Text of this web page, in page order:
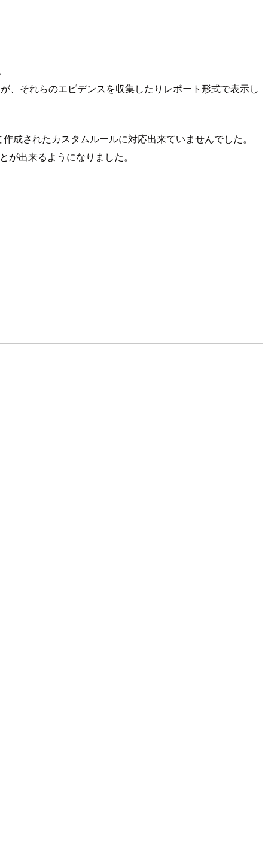
、それらのエビデンスを収集したりレポート形式で表示し
成されたカスタムルールに対応出来ていませんでした。
出来るようになりました。